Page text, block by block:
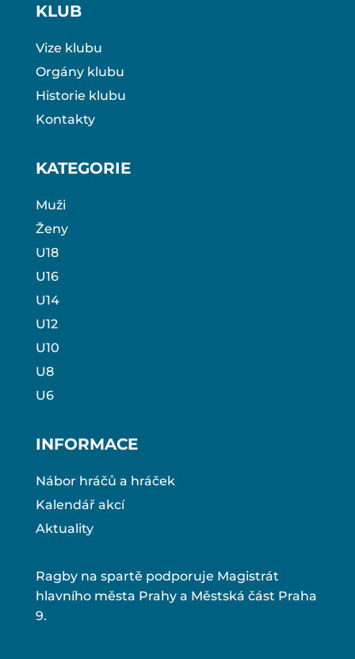
KLUB
Vize klubu
Orgány klubu
Historie klubu
Kontakty
KATEGORIE
Muži
Ženy
U18
U16
U14
U12
U10
U8
U6
INFORMACE
Nábor hráčů a hráček
Kalendář akcí
Aktuality
Ragby na spartě podporuje Magistrát
hlavního města Prahy a Městská část Praha
9.